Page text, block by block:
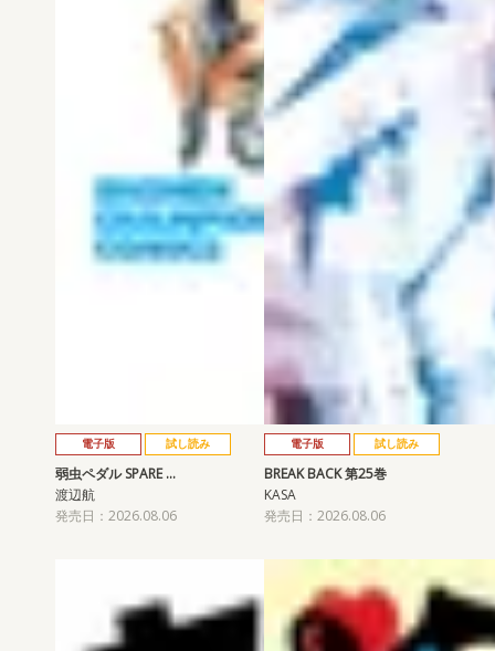
電子版 試し読み
弱虫ペダル SPARE …
渡辺航
発売日：2026.08.06
電子版 試し読み
BREAK BACK 第25巻
KASA
発売日：2026.08.06